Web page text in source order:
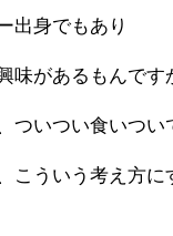
出身でもあり
味があるもんです
ついつい食いつ
こういう考え方